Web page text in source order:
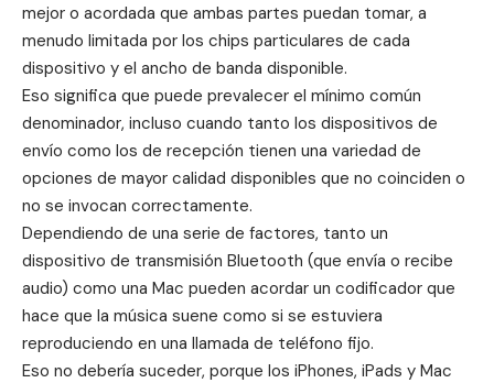
mejor o acordada que ambas partes puedan tomar, a
menudo limitada por los chips particulares de cada
dispositivo y el ancho de banda disponible.
Eso significa que puede prevalecer el mínimo común
denominador, incluso cuando tanto los dispositivos de
envío como los de recepción tienen una variedad de
opciones de mayor calidad disponibles que no coinciden o
no se invocan correctamente.
Dependiendo de una serie de factores, tanto un
dispositivo de transmisión Bluetooth (que envía o recibe
audio) como una Mac pueden acordar un codificador que
hace que la música suene como si se estuviera
reproduciendo en una llamada de teléfono fijo.
Eso no debería suceder, porque los iPhones, iPads y Mac